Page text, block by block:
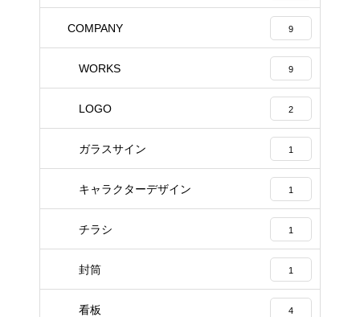
COMPANY 9
WORKS 9
LOGO 2
ガラスサイン 1
キャラクターデザイン 1
チラシ 1
封筒 1
看板 4